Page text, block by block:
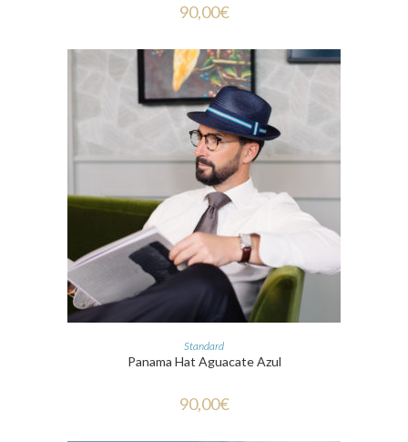
90,00€
CHOIX DES OPTIONS
Standard
Panama Hat Aguacate Azul
90,00€